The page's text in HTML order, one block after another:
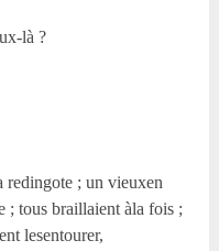
là ?
redingote ; un vieuxen
; tous braillaient àla fois ;
lesentourer,